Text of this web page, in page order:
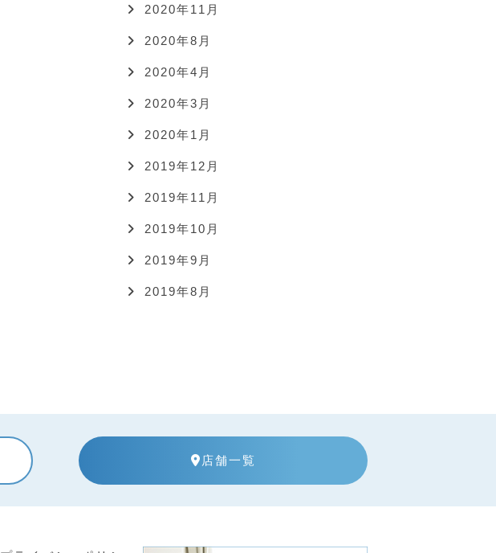
2020年11月
2020年8月
2020年4月
2020年3月
2020年1月
2019年12月
2019年11月
2019年10月
2019年9月
2019年8月
店舗一覧